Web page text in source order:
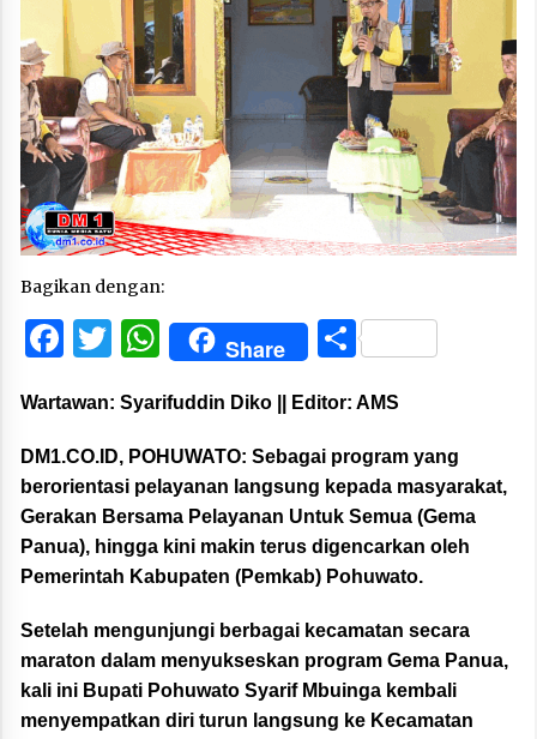
Bagikan dengan:
Facebook
Twitter
WhatsApp
Share Share
Wartawan: Syarifuddin Diko || Editor: AMS
DM1.CO.ID, POHUWATO: Sebagai program yang
berorientasi pelayanan langsung kepada masyarakat,
Gerakan Bersama Pelayanan Untuk Semua (Gema
Panua), hingga kini makin terus digencarkan oleh
Pemerintah Kabupaten (Pemkab) Pohuwato.
Setelah mengunjungi berbagai kecamatan secara
maraton dalam menyukseskan program Gema Panua,
kali ini Bupati Pohuwato Syarif Mbuinga kembali
menyempatkan diri turun langsung ke Kecamatan